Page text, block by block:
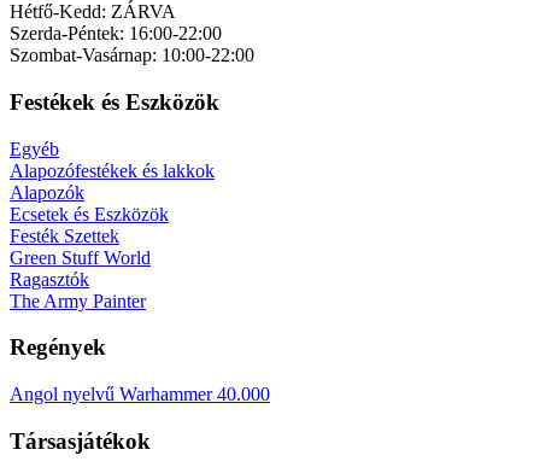
Hétfő-Kedd: ZÁRVA
Szerda-Péntek: 16:00-22:00
Szombat-Vasárnap: 10:00-22:00
Festékek és Eszközök
Egyéb
Alapozófestékek és lakkok
Alapozók
Ecsetek és Eszközök
Festék Szettek
Green Stuff World
Ragasztók
The Army Painter
Regények
Angol nyelvű Warhammer 40.000
Társasjátékok